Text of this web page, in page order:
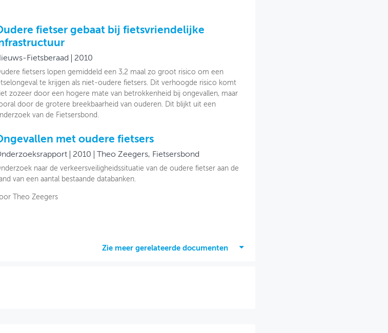
fietser gebaat bij fietsvriendelijke
Fietsberaad 2010
fietsers lopen gemiddeld een 3,2 maal zo groot risico om een
te krijgen als niet-oudere fietsers. Dit verhoogde risico komt
zozeer door een hogere mate van betrokkenheid bij ongevallen, maar
door de grotere breekbaarheid van ouderen. Dit blijkt uit een
van de Fietsersbond.
met oudere fietsers
2010 Theo Zeegers, Fietsersbond
naar de verkeersveiligheidssituatie van de oudere fietser aan de
van een aantal bestaande databanken.
Theo Zeegers
Zie meer gerelateerde documenten